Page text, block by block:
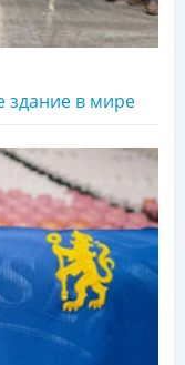
здание в мире